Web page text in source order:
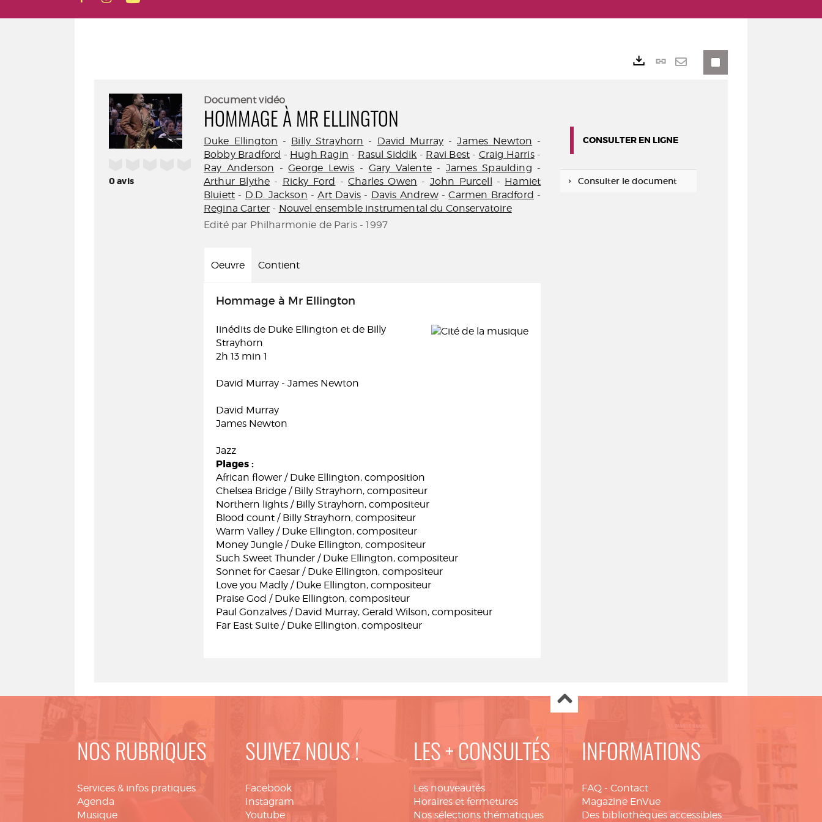
0avis
Document vidéo
HOMMAGE À MR ELLINGTON
Duke Ellington - Billy Strayhorn - David Murray -James Newton -
Bobby Bradford - Hugh Ragin - Rasul Siddik - Ravi Best - Craig Harris-
Ray Anderson -George Lewis - Gary Valente- James Spaulding -
Arthur Blythe - Ricky Ford -Charles Owen - John Purcell - Hamiet
Bluiett - D.D. Jackson -Art Davis - Davis Andrew-Carmen Bradford -
Regina Carter - Nouvel ensemble instrumental du Conservatoire
Edité par Philharmonie de Paris - 1997
Oeuvre Contient
Hommage à Mr Ellington
Iinédits de Duke Ellington et de Billy
Strayhorn
2h 13 min 1
David Murray - James Newton
David Murray
James Newton
Jazz
Plages :
African flower / Duke Ellington, composition
Chelsea Bridge / Billy Strayhorn, compositeur
Northern lights / Billy Strayhorn, compositeur
Blood count / Billy Strayhorn, compositeur
Warm Valley / Duke Ellington, compositeur
Money Jungle / Duke Ellington, compositeur
Such Sweet Thunder / Duke Ellington, compositeur
Sonnet for Caesar / Duke Ellington, compositeur
Love you Madly / Duke Ellington, compositeur
Praise God / Duke Ellington, compositeur
Paul Gonzalves / David Murray, Gerald Wilson, compositeur
Far East Suite / Duke Ellington, compositeur
Lien
CONSULTER EN LIGNE
Consulter le document
NOS RUBRIQUES
Services & infos pratiques
Agenda
Musique
SUIVEZ NOUS !
Facebook
Instagram
Youtube
LES + CONSULTÉS
Les nouveautés
Horaires et fermetures
Nos sélections thématiques
INFORMATIONS
FAQ - Contact
Magazine EnVue
Des bibliothèques accessibles